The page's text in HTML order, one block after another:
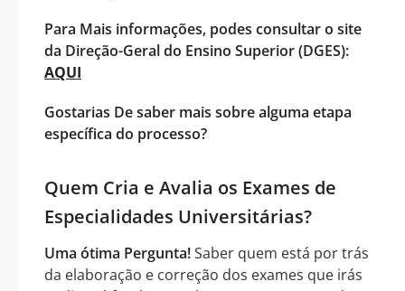
Para Mais informações, podes consultar o site
da Direção-Geral do Ensino Superior (DGES):
AQUI
Gostarias De saber mais sobre alguma etapa
específica do processo?
Quem Cria e Avalia os Exames de
Especialidades Universitárias?
Uma ótima Pergunta!Saber quem está por trás
da elaboração e correção dos exames que irás